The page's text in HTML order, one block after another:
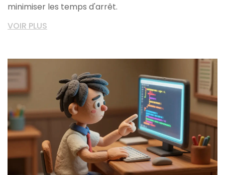
minimiser les temps d'arrêt.
VOIR PLUS